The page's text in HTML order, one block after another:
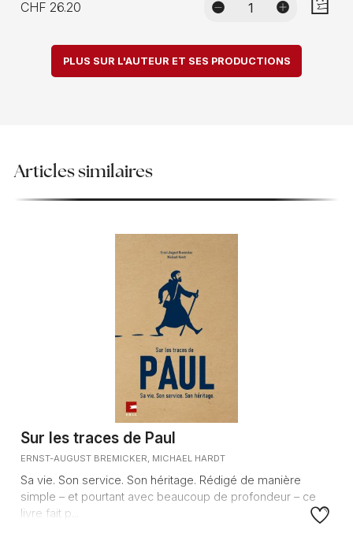
CHF 26.20
PLUS SUR L'AUTEUR ET SES PRODUCTIONS
Articles similaires
Sur les traces de Paul
ERNST-AUGUST BREMICKER, MICHAEL HARDT
Sa vie. Son service. Son héritage. Rédigé de manière
simple – et pourtant avec beaucoup de profondeur – ce
livre fait p...